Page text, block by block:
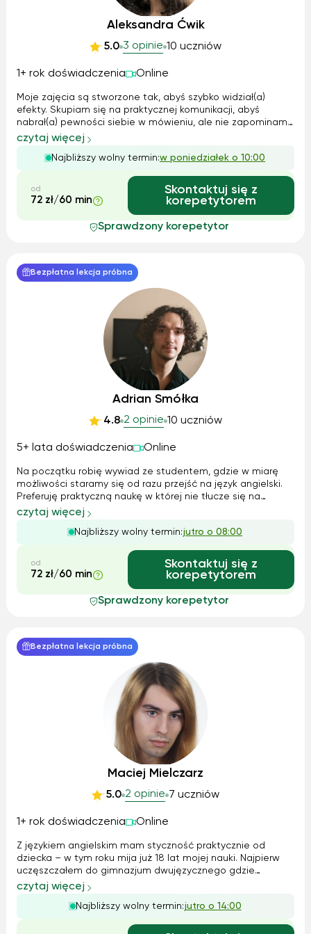
Aleksandra Ćwik
5.0 3 opinie 10 uczniów
1+ rok doświadczenia Online
Moje zajęcia są stworzone tak, abyś szybko widział(a)
efekty. Skupiam się na praktycznej komunikacji, abyś
nabrał(a) pewności siebie w mówieniu, ale nie zapominamy
o solidnych podstawach. Wspólnie pracujemy nad
gramatyką i nadrabiamy materiał ze szkoły, a także
pomagam w odrabianiu bieżących prac d...
czytaj więcej
Najbliższy wolny termin:w poniedziałek o 10:00
od
72 zł/60 min
Skontaktuj się z
korepetytorem
Sprawdzony korepetytor
Bezpłatna lekcja próbna
Adrian Smółka
4.8 2 opinie 10 uczniów
5+ lata doświadczenia Online
Na początku robię wywiad ze studentem, gdzie w miarę
możliwości staramy się od razu przejść na język angielski.
Preferuję praktyczną naukę w której nie tłucze się na
pamięć formułek, tylko Standardowa lekcja złożona jest
większości z rozmowy, praktycznych ćwiczeń
gramatycznych, w zależności od poz...
czytaj więcej
Najbliższy wolny termin:jutro o 08:00
od
72 zł/60 min
Skontaktuj się z
korepetytorem
Sprawdzony korepetytor
Bezpłatna lekcja próbna
Maciej Mielczarz
5.0 2 opinie 7 uczniów
1+ rok doświadczenia Online
Z językiem angielskim mam styczność praktycznie od
dziecka – w tym roku mija już 18 lat mojej nauki. Najpierw
uczęszczałem do gimnazjum dwujęzycznego gdzie
dodatkowo miałem zajęcia z biologii, chemii i informatyki
po angielsku, później w liceum wybrałem profil z
rozszerzonym angielskim – krok po kro...
czytaj więcej
Najbliższy wolny termin:jutro o 14:00